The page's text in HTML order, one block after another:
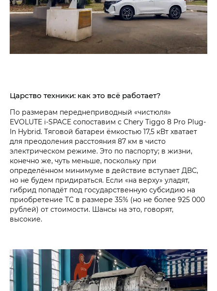
Царство техники: как это всё работает?
По размерам переднеприводный «чистюля»
EVOLUTE i‑SPACE сопоставим с Chery Tiggo 8 Pro Plug-
In Hybrid. Тяговой батареи ёмкостью 17,5 кВт хватает
для преодоления расстояния 87 км в чисто
электрическом режиме. Это по паспорту; в жизни,
конечно же, чуть меньше, поскольку при
определённом минимуме в действие вступает ДВС,
но не будем придираться. Если «на верху» уладят,
гибрид попадёт под государственную субсидию на
приобретение ТС в размере 35% (но не более 925 000
рублей) от стоимости. Шансы на это, говорят,
высокие.